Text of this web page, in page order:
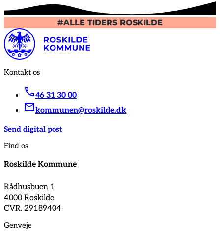
#ALLE TIDERS ROSKILDE
Kontakt os
46 31 30 00
kommunen@roskilde.dk
Send digital post
Find os
Roskilde Kommune
Rådhusbuen 1
4000 Roskilde
CVR. 29189404
Genveje